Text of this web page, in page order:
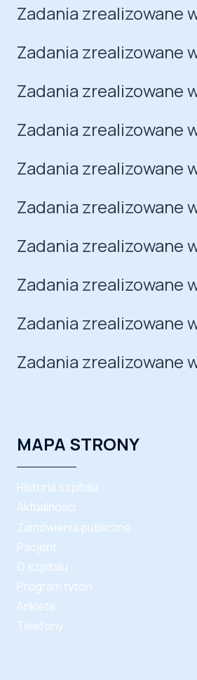
Zadania zrealizowane
Zadania zrealizowane
Zadania zrealizowane
Zadania zrealizowane
Zadania zrealizowane
Zadania zrealizowane
Zadania zrealizowane
Zadania zrealizowane
Zadania zrealizowane
Zadania zrealizowane
MAPA STRONY
Historia szpitala
Aktualności
Zamówienia publiczne
Pacjent
O szpitalu
Program tytoń
Ankieta
Telefony